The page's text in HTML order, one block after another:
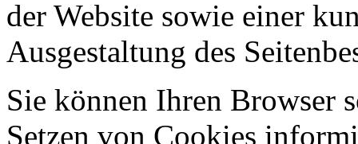
der Website sowie einer
Ausgestaltung des
Sie können Ihren Browser
Setzen von Cookies